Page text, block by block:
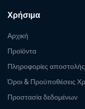
Χρήσιμα
Αρχική
Προϊόντα
Πληροφορίες αποστολής
Όροι & Προϋποθέσεις
Προστασία δεδομένων